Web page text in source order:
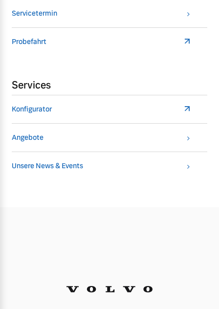
Servicetermin
Probefahrt
Services
Konfigurator
Angebote
Unsere News & Events